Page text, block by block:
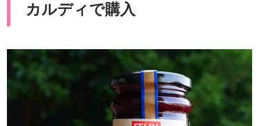
カルディで購入